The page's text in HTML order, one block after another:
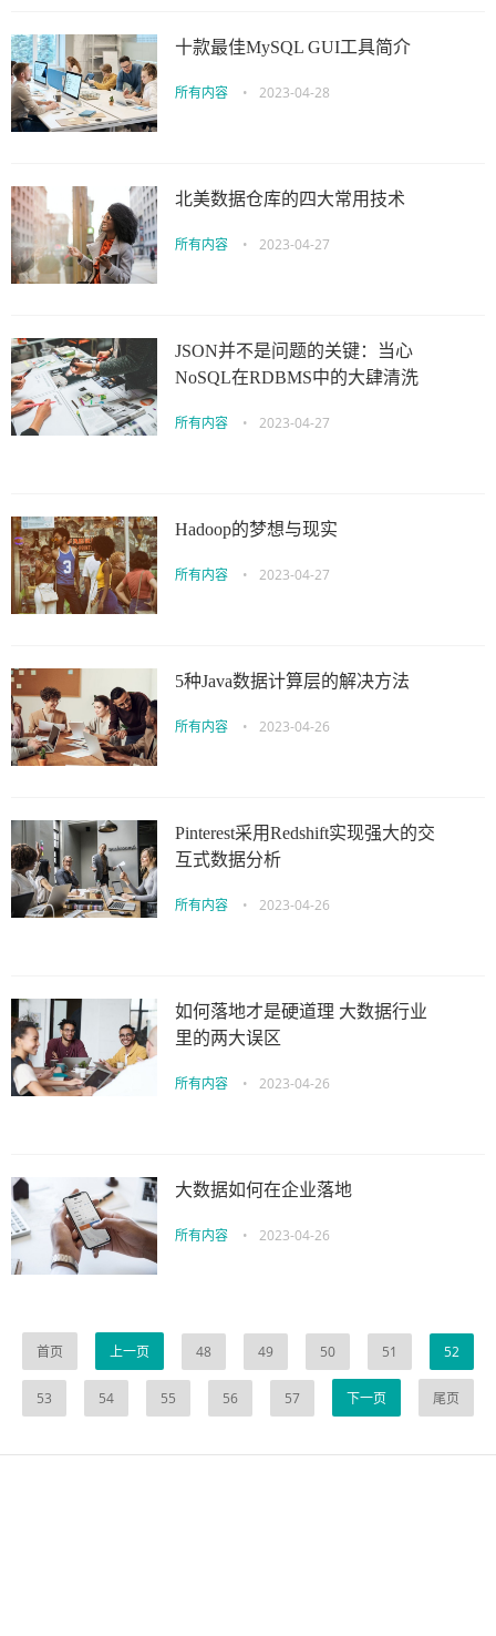
十款最佳MySQL GUI工具简介
所有内容 • 2023-04-28
北美数据仓库的四大常用技术
所有内容 • 2023-04-27
JSON并不是问题的关键：当心
NoSQL在RDBMS中的大肆清洗
所有内容 • 2023-04-27
Hadoop的梦想与现实
所有内容 • 2023-04-27
5种Java数据计算层的解决方法
所有内容 • 2023-04-26
Pinterest采用Redshift实现强大的交
互式数据分析
所有内容 • 2023-04-26
如何落地才是硬道理 大数据行业
里的两大误区
所有内容 • 2023-04-26
大数据如何在企业落地
所有内容 • 2023-04-26
首页 上一页 48 49 50 51 52
53 54 55 56 57 下一页 尾页